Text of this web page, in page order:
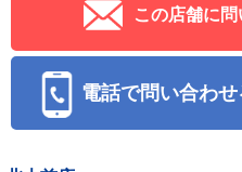
この店舗に問
電話で問い合わせ